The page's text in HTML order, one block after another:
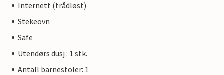
Internett (trådløst)
Stekeovn
Safe
Utendørs dusj : 1 stk.
Antall barnestoler: 1